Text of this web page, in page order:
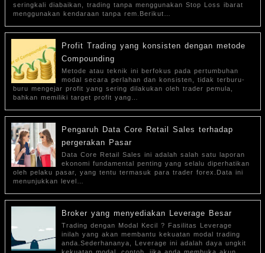
seringkali diabaikan, trading tanpa menggunakan Stop Loss ibarat
menggunakan kendaraan tanpa rem.Berikut…
Profit Trading yang konsisten dengan metode
Compounding
Metode atau teknik ini berfokus pada pertumbuhan
modal secara perlahan dan konsisten, tidak terburu-
buru mengejar profit yang sering dilakukan oleh trader pemula,
bahkan memiliki target profit yang…
Pengaruh Data Core Retail Sales terhadap
pergerakan Pasar
Data Core Retail Sales ini adalah salah satu laporan
ekonomi fundamental penting yang selalu diperhatikan
oleh pelaku pasar, yang tentu termasuk para trader forex.Data ini
menunjukkan level…
Broker yang menyediakan Leverage Besar
Trading dengan Modal Kecil ? Fasilitas Leverage
inilah yang akan membantu kekuatan modal trading
anda.Sederhananya, Leverage ini adalah daya ungkit